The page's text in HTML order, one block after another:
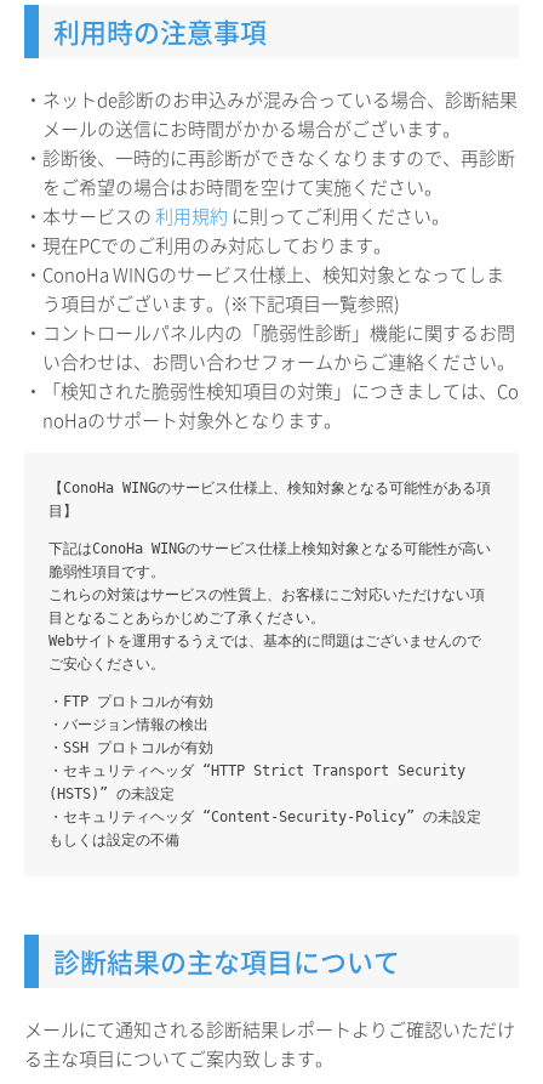
利用時の注意事項
・ネットde診断のお申込みが混み合っている場合、診断結果
メールの送信にお時間がかかる場合がございます。
・診断後、一時的に再診断ができなくなりますので、再診断
をご希望の場合はお時間を空けて実施ください。
・本サービスの利用規約 に則ってご利用ください。
・現在PCでのご利用のみ対応しております。
・ConoHa WINGのサービス仕様上、検知対象となってしま
う項目がございます。(※下記項目一覧参照)
・コントロールパネル内の「脆弱性診断」機能に関するお問
い合わせは、お問い合わせフォームからご連絡ください。
・「検知された脆弱性検知項目の対策」につきましては、Co
noHaのサポート対象外となります。
【ConoHa WINGのサービス仕様上、検知対象となる可能性がある項
目】
下記はConoHa WINGのサービス仕様上検知対象となる可能性が高い
脆弱性項目です。
これらの対策はサービスの性質上、お客様にご対応いただけない項
目となることあらかじめご了承ください。
Webサイトを運用するうえでは、基本的に問題はございませんので
ご安心ください。
・FTP プロトコルが有効
・バージョン情報の検出
・SSH プロトコルが有効
・セキュリティヘッダ “HTTP Strict Transport Security
(HSTS)” の未設定
・セキュリティヘッダ “Content-Security-Policy” の未設定
もしくは設定の不備
診断結果の主な項目について
メールにて通知される診断結果レポートよりご確認いただけ
る主な項目についてご案内致します。